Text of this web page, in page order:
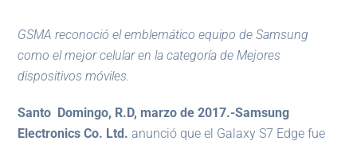
GSMA reconoció el emblemático equipo de Samsung
como el mejor celular en la categoría de Mejores
dispositivos móviles.
Santo Domingo, R.D, marzo de 2017.-Samsung
Electronics Co. Ltd. anunció que el Galaxy S7 Edge fue